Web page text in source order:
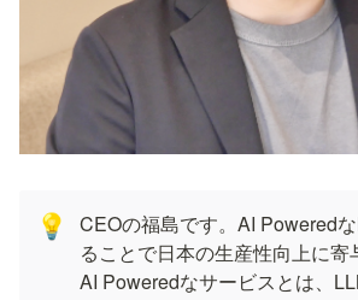
💡
CEOの福島です。AI Powered
ることで日本の生産性向上に寄
AI Poweredなサービスとは、